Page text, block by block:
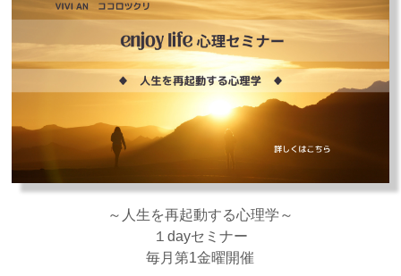
～人生を再起動する心理学～
１dayセミナー
毎月第1金曜開催